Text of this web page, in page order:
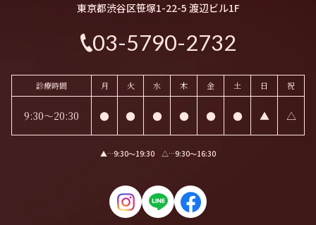
東京都渋谷区笹塚1-22-5 渡辺ビル1F
03-5790-2732
診療時間 月 火 水 木 金 土 日 祝
9:30～20:30 ● ● ● ● ● ● ▲ △
▲…9:30〜19:30 △…9:30〜16:30